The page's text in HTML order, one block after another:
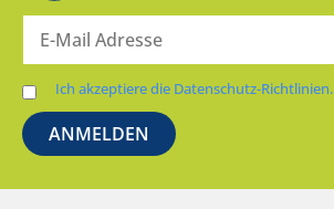
Ich akzeptiere die Datenschutz-Richtlinien.